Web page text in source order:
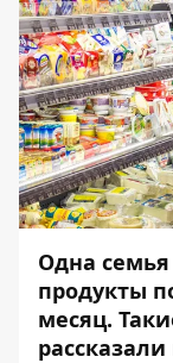
Одна
продукты
месяц.